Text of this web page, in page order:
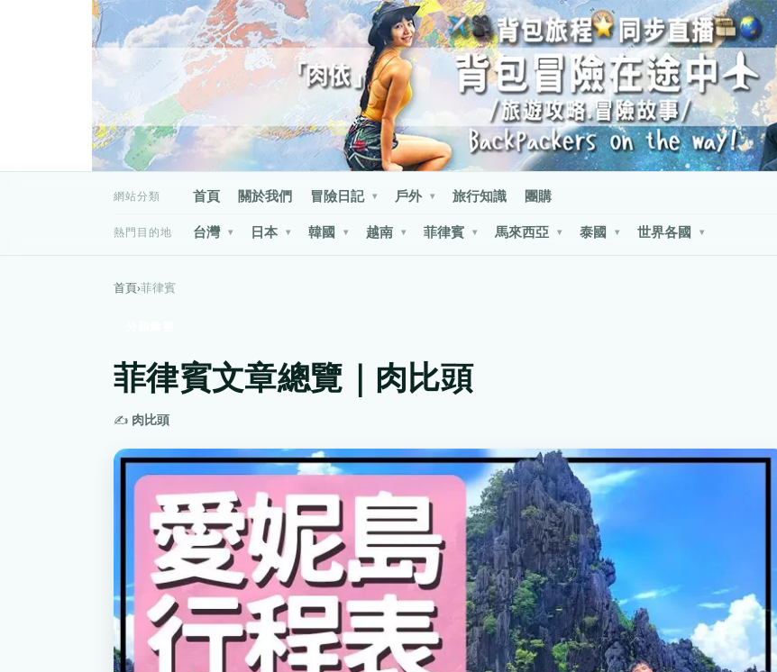
網站分類 首頁 關於我們 冒險日記 ▾ 戶外 ▾ 旅行知識 團購
熱門目的地 台灣 ▾ 日本 ▾ 韓國 ▾ 越南 ▾ 菲律賓 ▾ 馬來西亞 ▾ 泰國 ▾ 世界各國 ▾
首頁›菲律賓
菲律賓文章總覽｜肉比頭
✍️ 肉比頭